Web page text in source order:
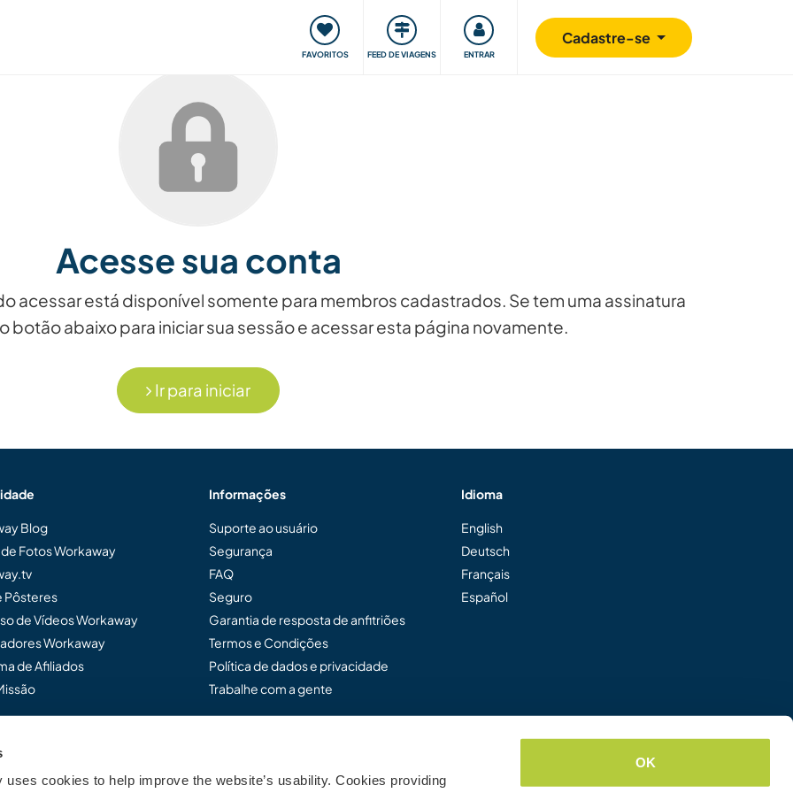
cookies to help improve the website’s usability. Cookies providing
OK
FAVORITOS FEED DE VIAGENS ENTRAR
Cadastre-se
Viaje e aprenda Comunidade Retribuindo Segurança
Acesse sua conta
acessar está disponível somente para membros cadastrados. Se tem uma assinatura
botão abaixo para iniciar sua sessão e acessar esta página novamente.
Ir para iniciar
Blog
Fotos Workaway
Pôsteres
de Vídeos Workaway
Workaway
de Afiliados
Informações
Suporte ao usuário
Segurança
FAQ
Seguro
Garantia de resposta de anfitriões
Termos e Condições
Política de dados e privacidade
Trabalhe com a gente
Idioma
English
Deutsch
Français
Español
Workaway...